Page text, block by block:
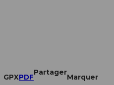
GPXPDF
Partager
Marquer